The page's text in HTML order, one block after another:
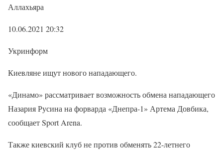
Аллахьяра
10.06.2021 20:32
Укринформ
Киевляне ищут нового нападающего.
«Динамо» рассматривает возможность обмена нападающего
Назария Русина на форварда «Днепра-1» Артема Довбика,
сообщает Sport Arena.
Также киевский клуб не против обменять 22-летнего